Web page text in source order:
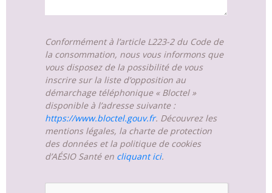
Conformément à l’article L223-2 du Code de
la consommation, nous vous informons que
vous disposez de la possibilité de vous
inscrire sur la liste d’opposition au
démarchage téléphonique « Bloctel »
disponible à l’adresse suivante :
https://www.bloctel.gouv.fr. Découvrez les
mentions légales, la charte de protection
des données et la politique de cookies
d’AÉSIO Santé en cliquant ici.